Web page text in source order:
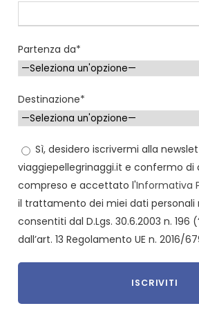
Partenza da*
Destinazione*
Sì, desidero iscrivermi alla
viaggiepellegrinaggi.it e confermo di
compreso e accettato l'Informativa
il trattamento dei miei dati personali
consentiti dal D.Lgs. 30.6.2003 n. 196
dall’art. 13 Regolamento UE n. 2016/